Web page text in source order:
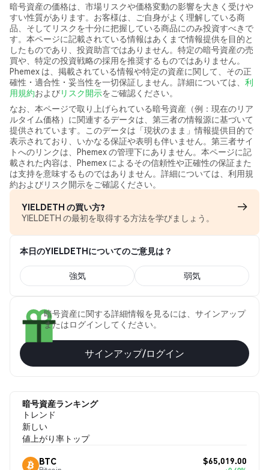
暗号資産の価格は、市場リスクや価格変動の影響を大きく受けや
すい性質があります。お客様は、ご自身がよく理解している商
品、そしてリスクを十分に把握している商品にのみ投資すべきで
す。本ページに記載されている情報はあくまで情報提供を目的と
したものであり、投資助言ではありません。特定の暗号資産の売
買や、特定の投資戦略の採用を推奨するものではありません。
Phemex は、掲載されている情報や特定の資産に関して、その正
確性・適合性・妥当性を一切保証しません。詳細については、 利
用規約およびリスク開示をご確認ください。
なお、本ページで取り上げられている暗号資産（例：現在のリア
ルタイム価格）に関連するデータは、第三者の情報源に基づいて
提供されています。このデータは「現状のまま」情報提供目的で
表示されており、いかなる保証や表明も伴いません。第三者サイ
トへのリンクは、Phemex の管理下にありません。本ページに記
載された内容は、Phemex によるその信頼性や正確性の保証また
は支持を意味するものではありません。詳細については、利用規
約およびリスク開示をご確認ください。
YIELDETH の買い方?
YIELDETH の最初を取得する方法を学びましょう。
本日のYIELDETHについてのご意見は？
強気 弱気
暗号資産に関する詳細情報を見るには、サインアップ
またはログインしてください。
サインアップ/ログイン
暗号資産ランキング
トレンド
新しい
値上がり率トップ
BTC $65,019.00